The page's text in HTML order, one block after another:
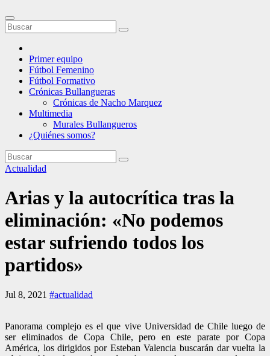
Primer equipo
Fútbol Femenino
Fútbol Formativo
Crónicas Bullangueras
Crónicas de Nacho Marquez
Multimedia
Murales Bullangueros
¿Quiénes somos?
Actualidad
Arias y la autocrítica tras la
eliminación: «No podemos
estar sufriendo todos los
partidos»
Jul 8, 2021 #actualidad
Panorama complejo es el que vive Universidad de Chile luego de
ser eliminados de Copa Chile, pero en este parate por Copa
América, los dirigidos por Esteban Valencia buscarán dar vuelta la